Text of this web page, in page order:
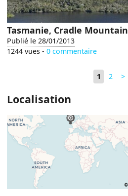
Tasmanie, Cradle Mountain
Publié le 28/01/2013
1244 vues -0 commentaire
1 2 >
Localisation